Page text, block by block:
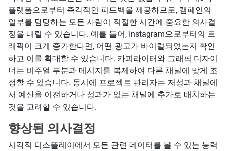
플랫폼으로부터 즉각적인 피드백을 제공하므로, 캠페인의
일부를 담당하는 모든 사람이 적절한 시간에 중요한 의사결
정을 내릴 수 있습니다. 예를 들어, Instagram으로부터의 트
래픽이 크게 증가한다면, 어떤 광고가 바이럴되었는지 확인
하고 이를 확대할 수 있습니다. 카피라이터와 그래픽 디자이
너는 비주얼 부분과 메시지를 복제하여 다른 채널에 맞게 조
정할 수 있습니다. 동시에 프로젝트 관리자는 저성과 채널에
서 예산을 이전하거나 성과가 있는 채널에 추가로 배치하는
것을 고려할 수 있습니다.
향상된 의사결정
시각적 디스플레이에서 모든 관련 데이터를 볼 수 있는 능력